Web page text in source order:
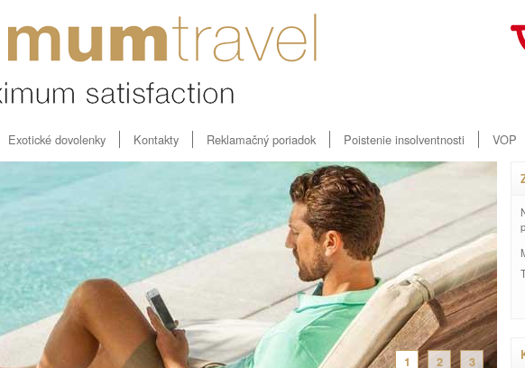
Exotické dovolenky Kontakty Reklamačný poriadok Poistenie insolventnosti VOP
1 2 3